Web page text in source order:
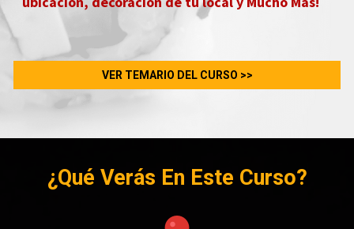
VER TEMARIO DEL CURSO >>
¿Qué Verás En Este Curso?